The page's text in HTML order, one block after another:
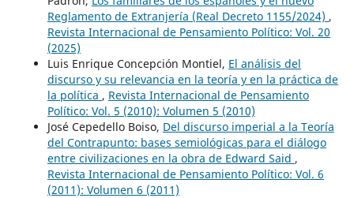
Reglamento de Extranjería (Real Decreto 1155/2024) ,
Revista Internacional de Pensamiento Político: Vol. 20
(2025)
Luis Enrique Concepción Montiel, El análisis del
discurso y su relevancia en la teoría y en la práctica de
la política , Revista Internacional de Pensamiento
Político: Vol. 5 (2010): Volumen 5 (2010)
José Cepedello Boiso, Del discurso imperial a la Teoría
del Contrapunto: bases semiológicas para el diálogo
entre civilizaciones en la obra de Edward Said ,
Revista Internacional de Pensamiento Político: Vol. 6
(2011): Volumen 6 (2011)